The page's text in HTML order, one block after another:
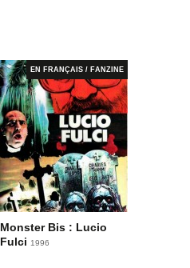
EN FRANÇAIS / FANZINE
Monster Bis : Lucio
Fulci 1996